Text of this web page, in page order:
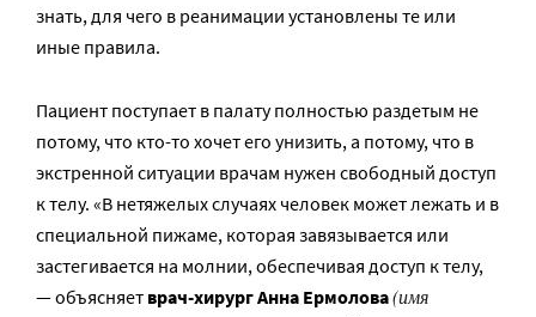
знать, для чего в реанимации установлены те или
иные правила.
Пациент поступает в палату полностью раздетым не
потому, что кто-то хочет его унизить, а потому, что в
экстренной ситуации врачам нужен свободный доступ
к телу. «В нетяжелых случаях человек может лежать и в
специальной пижаме, которая завязывается или
застегивается на молнии, обеспечивая доступ к телу,
— объясняет врач-хирург Анна Ермолова(имя